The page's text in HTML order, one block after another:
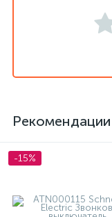
Рекомендации
-15%